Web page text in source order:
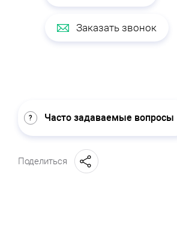
Заказать звонок
Часто задаваемые вопросы
Поделиться